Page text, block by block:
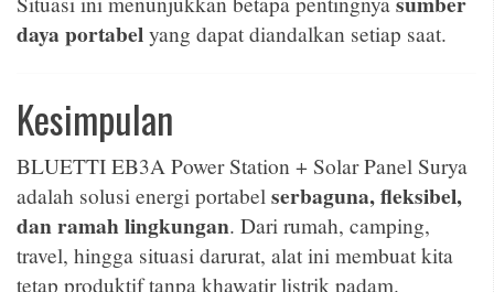
daya portabel yang dapat diandalkan setiap saat.
Kesimpulan
BLUETTI EB3A Power Station + Solar Panel Surya
adalah solusi energi portabel serbaguna, fleksibel,
dan ramah lingkungan. Dari rumah, camping,
travel, hingga situasi darurat, alat ini membuat kita
tetap produktif tanpa khawatir listrik padam.